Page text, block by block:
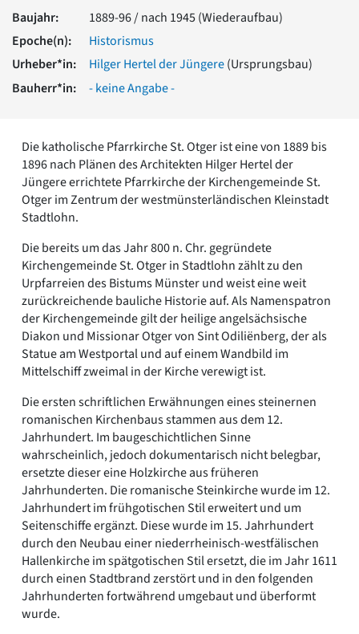
Romanik
Römische Antike
Über uns
Über baukunst-nrw
Kontakt
Impressum
Datenschutz
Suchbegriff eingeben
Baujahr:
1889-96 / nach 1945 (Wiederaufbau)
Epoche(n):
Historismus
Urheber*in:
Hilger Hertel der Jüngere(Ursprungsbau)
Bauherr*in:
- keine Angabe -
Die katholische Pfarrkirche St. Otger ist eine von 1889 bis
1896 nach Plänen des Architekten Hilger Hertel der
Jüngere errichtete Pfarrkirche der Kirchengemeinde St.
Otger im Zentrum der westmünsterländischen Kleinstadt
Stadtlohn.
Die bereits um das Jahr 800 n. Chr. gegründete
Kirchengemeinde St. Otger in Stadtlohn zählt zu den
Urpfarreien des Bistums Münster und weist eine weit
zurückreichende bauliche Historie auf. Als Namenspatron
der Kirchengemeinde gilt der heilige angelsächsische
Diakon und Missionar Otger von Sint Odiliënberg, der als
Statue am Westportal und auf einem Wandbild im
Mittelschiff zweimal in der Kirche verewigt ist.
Die ersten schriftlichen Erwähnungen eines steinernen
romanischen Kirchenbaus stammen aus dem 12.
Jahrhundert. Im baugeschichtlichen Sinne
wahrscheinlich, jedoch dokumentarisch nicht belegbar,
ersetzte dieser eine Holzkirche aus früheren
Jahrhunderten. Die romanische Steinkirche wurde im 12.
Jahrhundert im frühgotischen Stil erweitert und um
Seitenschiffe ergänzt. Diese wurde im 15. Jahrhundert
durch den Neubau einer niederrheinisch-westfälischen
Hallenkirche im spätgotischen Stil ersetzt, die im Jahr 1611
durch einen Stadtbrand zerstört und in den folgenden
Jahrhunderten fortwährend umgebaut und überformt
wurde.